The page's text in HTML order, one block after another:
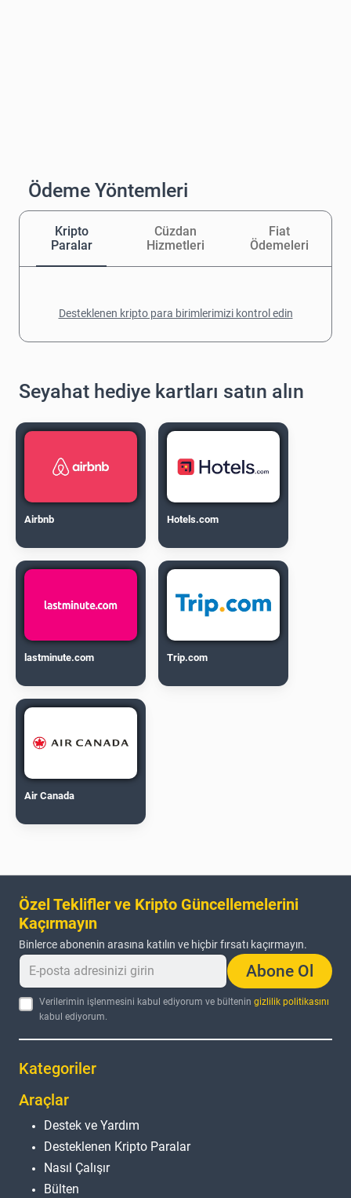
Ödeme Yöntemleri
Kripto
Paralar
Cüzdan
Hizmetleri
Fiat
Ödemeleri
Desteklenen kripto para birimlerimizi kontrol edin
Seyahat hediye kartları satın alın
Airbnb Hotels.com
lastminute.com Trip.com
Air Canada
Özel Teklifler ve Kripto Güncellemelerini
Kaçırmayın
Binlerce abonenin arasına katılın ve hiçbir fırsatı kaçırmayın.
Abone Ol
Verilerimin işlenmesini kabul ediyorum ve bülteningizlilik politikasını
kabul ediyorum.
Kategoriler
Araçlar
Destek ve Yardım
Desteklenen Kripto Paralar
Nasıl Çalışır
Bülten